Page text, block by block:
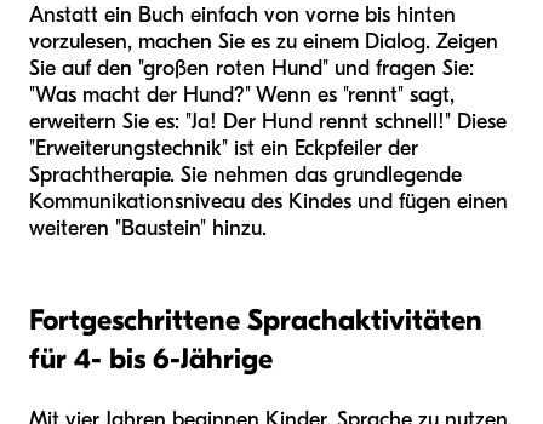
Anstatt ein Buch einfach von vorne bis hinten
vorzulesen, machen Sie es zu einem Dialog. Zeigen
Sie auf den "großen roten Hund" und fragen Sie:
"Was macht der Hund?" Wenn es "rennt" sagt,
erweitern Sie es: "Ja! Der Hund rennt schnell!" Diese
"Erweiterungstechnik" ist ein Eckpfeiler der
Sprachtherapie. Sie nehmen das grundlegende
Kommunikationsniveau des Kindes und fügen einen
weiteren "Baustein" hinzu.
Fortgeschrittene Sprachaktivitäten
für 4- bis 6-Jährige